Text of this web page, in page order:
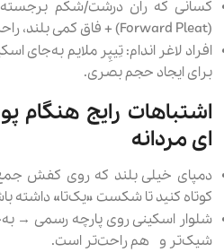
کسانی که ران درشت/شکم برجسته
(Forward Pleat) + فاق کمی بلند، راحت و متعادل میشود.
افراد لاغر اندام: تِیپِر ملایم به‌جای
برای ایجاد حجم بصری.
اشتباهات رایج هنگام
ای مردانه
کوتاه کنید تا شکست «یک‌تا» داشته
شلوار اسکینی روی پارچه رسمی →
شیک‌تر و هم راحت‌تر است.